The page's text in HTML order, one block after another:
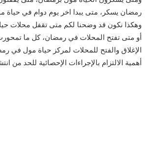
رمضان يسكر، متى يبدا اخر يوم دوام في حياة
وهكذا نكون قد وضحنا لكم متى تقفل محلات
أو متى تفتح المحلات في رمضان، كل ما
الإغلاق والفتح للمحلات لمركز حياة مول في
أهمية الالتزام بالإجراءات الإحصائية للحد من